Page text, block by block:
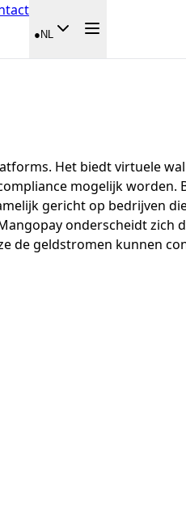
●NL
Het biedt virtuele
mogelijk
gericht op bedrijven
onderscheidt zich
de geldstromen kunnen